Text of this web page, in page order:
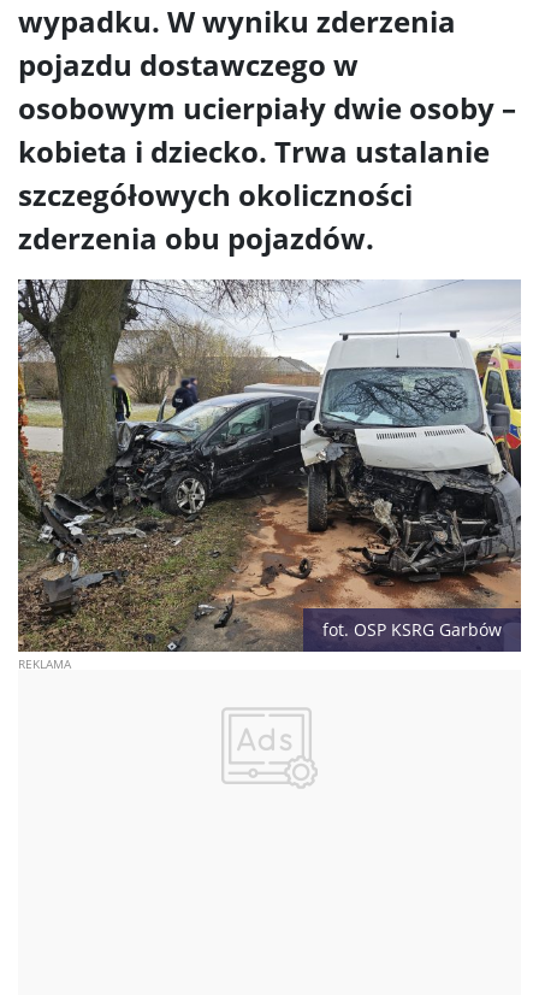
wypadku. W wyniku zderzenia
pojazdu dostawczego w
osobowym ucierpiały dwie osoby –
kobieta i dziecko. Trwa ustalanie
szczegółowych okoliczności
zderzenia obu pojazdów.
fot. OSP KSRG Garbów